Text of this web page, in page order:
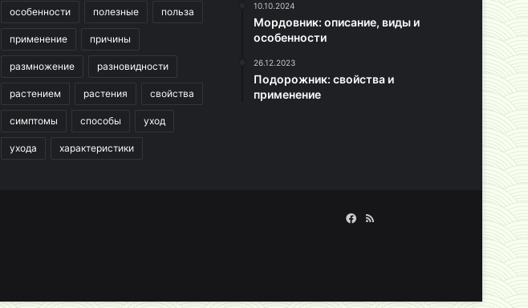
особенности полезные польза
применение причины
размножение разновидности
растением растения свойства
симптомы способы уход
ухода характеристики
10.10.2024
Мордовник: описание, виды и
особенности
26.12.2023
Подорожник: свойства и
применение
Facebook